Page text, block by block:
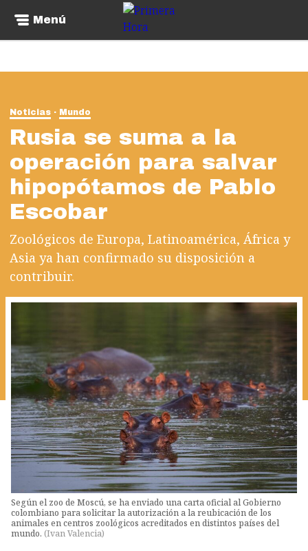
Menú
Noticias Mundo
Rusia se suma a la
operación para salvar
hipopótamos de Pablo
Escobar
Zoológicos de Europa, Latinoamérica, África y
Asia ya han confirmado su disposición a
contribuir.
Según el zoo de Moscú, se ha enviado una carta oficial al Gobierno
colombiano para solicitar la autorización a la reubicación de los
animales en centros zoológicos acreditados en distintos países del
mundo. (Ivan Valencia)